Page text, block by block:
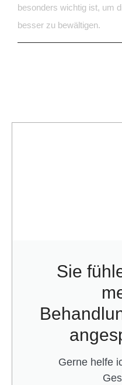
besonders wichtig ist, um
besser zu bewältigen.
Sie
Gerne helfe